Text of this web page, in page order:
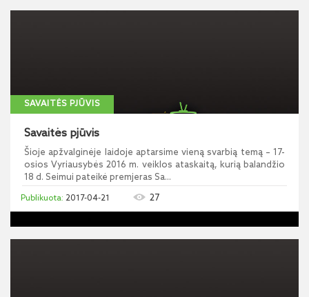
SAVAITĖS PJŪVIS
Savaitės pjūvis
Šioje apžvalginėje laidoje aptarsime vieną svarbią temą – 17-
osios Vyriausybės 2016 m. veiklos ataskaitą, kurią balandžio
18 d. Seimui pateikė premjeras Sa...
2017-04-21 27